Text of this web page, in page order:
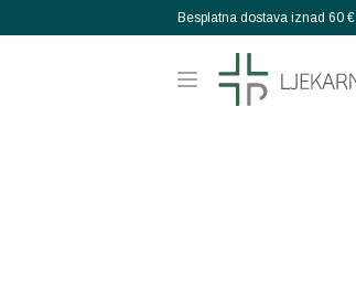
Besplatna dostava iznad 60 €